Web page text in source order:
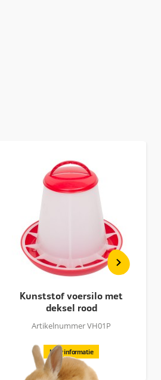
Kunststof voersilo met
deksel rood
Artikelnummer VH01P
Meer informatie